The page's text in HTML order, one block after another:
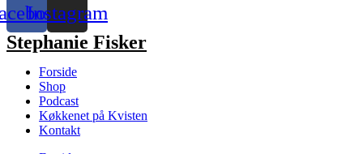
Instagram
Stephanie Fisker
Forside
Shop
Podcast
Køkkenet på Kvisten
Kontakt